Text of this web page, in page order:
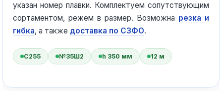
указан номер плавки. Комплектуем сопутствующим
сортаментом, режем в размер. Возможна резка и
гибка, а также доставка по СЗФО.
С255 №35Ш2 h 350 мм 12 м